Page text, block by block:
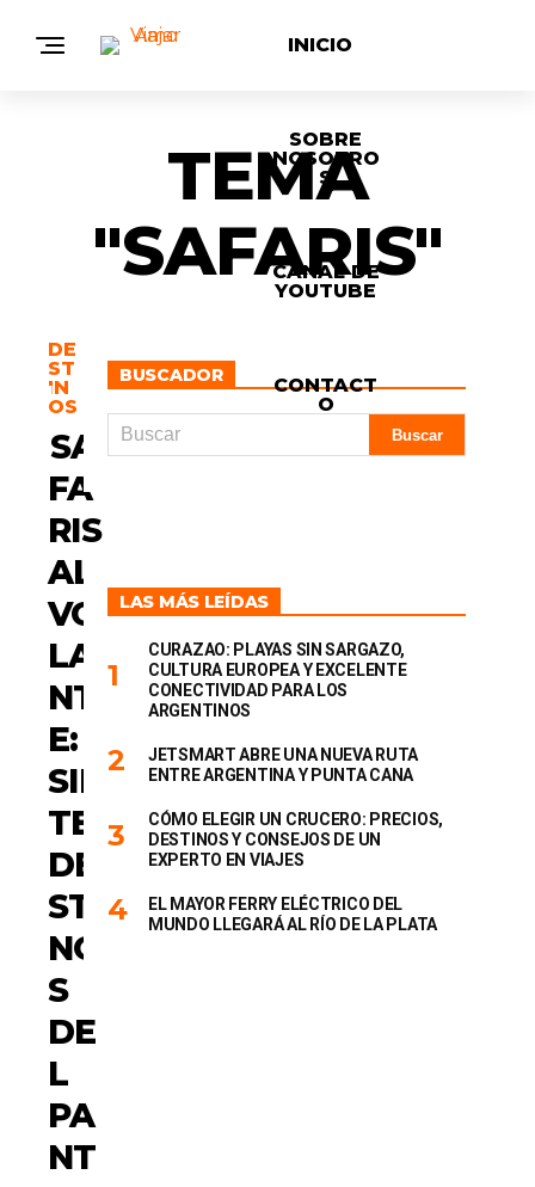
INICIO
SOBRE
NOSOTRO
S
CANAL DE
YOUTUBE
CONTACT
O
TEMA
"SAFARIS"
DE
ST
IN
OS
SA
FA
RIS
AL
VO
LA
NT
E:
SIE
TE
DE
STI
NO
S
DE
L
PA
NT
M
Á
N
S
BUSCADOR
LAS MÁS LEÍDAS
CURAZAO: PLAYAS SIN SARGAZO,
CULTURA EUROPEA Y EXCELENTE
CONECTIVIDAD PARA LOS
ARGENTINOS
JETSMART ABRE UNA NUEVA RUTA
ENTRE ARGENTINA Y PUNTA CANA
CÓMO ELEGIR UN CRUCERO: PRECIOS,
DESTINOS Y CONSEJOS DE UN
EXPERTO EN VIAJES
EL MAYOR FERRY ELÉCTRICO DEL
MUNDO LLEGARÁ AL RÍO DE LA PLATA